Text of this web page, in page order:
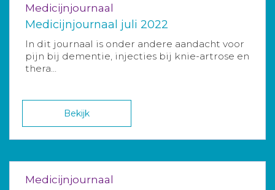
Medicijnjournaal
Medicijnjournaal juli 2022
In dit journaal is onder andere aandacht voor
pijn bij dementie, injecties bij knie-artrose en
thera...
Bekijk
Medicijnjournaal